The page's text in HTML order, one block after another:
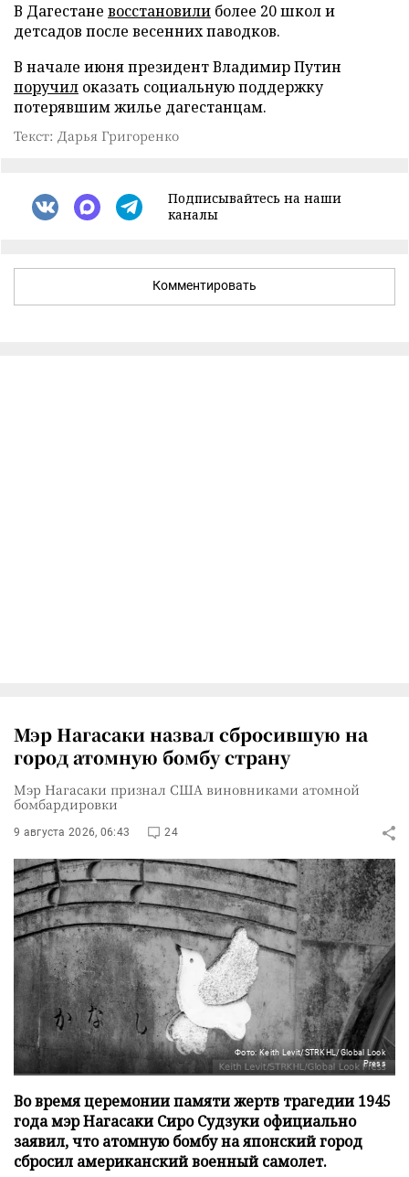
В Дагестане восстановили более 20 школ и
детсадов после весенних паводков.
В начале июня президент Владимир Путин
поручил оказать социальную поддержку
потерявшим жилье дагестанцам.
Текст: Дарья Григоренко
Подписывайтесь на наши
каналы
Комментировать
Мэр Нагасаки назвал сбросившую на
город атомную бомбу страну
Мэр Нагасаки признал США виновниками атомной
бомбардировки
9 августа 2026, 06:43 24
Фото: Keith Levit/STRKHL/Global Look
Press
Во время церемонии памяти жертв трагедии 1945
года мэр Нагасаки Сиро Судзуки официально
заявил, что атомную бомбу на японский город
сбросил американский военный самолет.